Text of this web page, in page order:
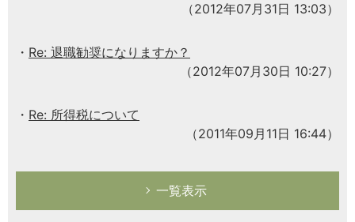
（2012年07月31日 13:03）
Re: 退職勧奨になりますか？
（2012年07月30日 10:27）
Re: 所得税について
（2011年09月11日 16:44）
一覧表示